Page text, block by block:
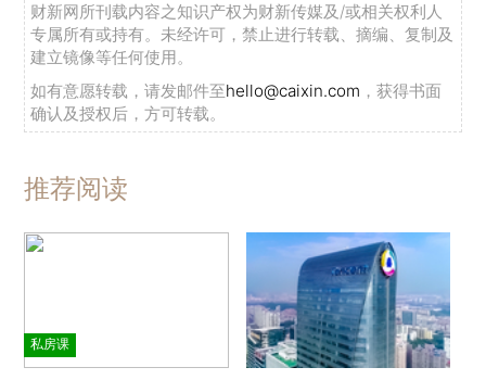
财新网所刊载内容之知识产权为财新传媒及/或相关权利人
专属所有或持有。未经许可，禁止进行转载、摘编、复制及
建立镜像等任何使用。
如有意愿转载，请发邮件至hello@caixin.com ，获得书面
确认及授权后，方可转载。
推荐阅读
私房课